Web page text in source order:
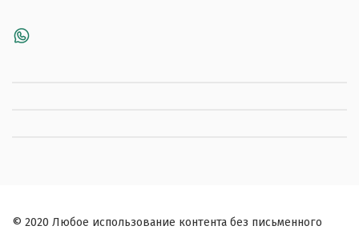
© 2020 Любое использование контента без письменного